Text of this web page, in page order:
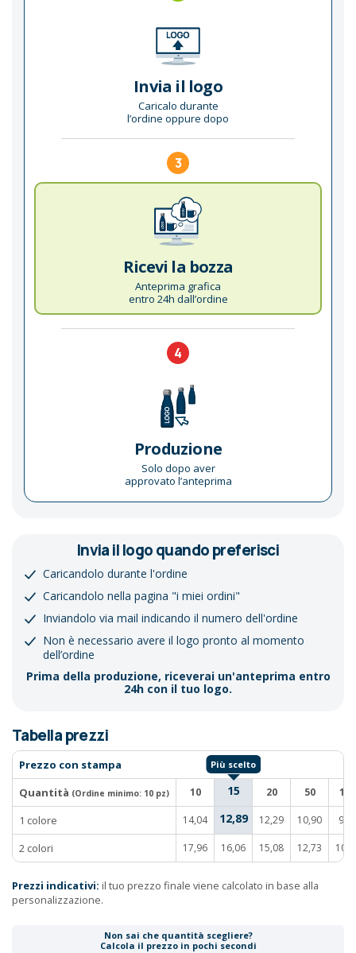
Invia il logo
Caricalo durante
l’ordine oppure dopo
3
Ricevi la bozza
Anteprima grafica
entro 24h dall’ordine
4
Produzione
Solo dopo aver
approvato l’anteprima
Invia il logo quando preferisci
Caricandolo durante l'ordine
Caricandolo nella pagina "i miei ordini"
Inviandolo via mail indicando il numero dell'ordine
Non è necessario avere il logo pronto al momento
dell’ordine
Prima della produzione, riceverai un'anteprima entro
24h con il tuo logo.
Tabella prezzi
Prezzo con stampa
Quantità (Ordine minimo: 10 pz) 10 15 20 50 100
1 colore 14,04 12,89 12,29 10,90
2 colori 17,96 16,06 15,08 12,73
Prezzi indicativi: il tuo prezzo finale viene calcolato in base alla
personalizzazione.
Non sai che quantità scegliere?
Calcola il prezzo in pochi secondi